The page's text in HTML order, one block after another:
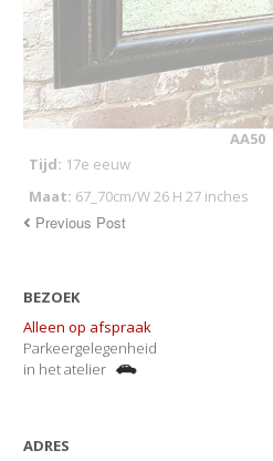
AA50
Tijd: 17e eeuw
Maat: 67_70cm/W 26 H 27 inches
Previous Post
BEZOEK
Alleen op afspraak
Parkeergelegenheid
in het atelier
ADRES